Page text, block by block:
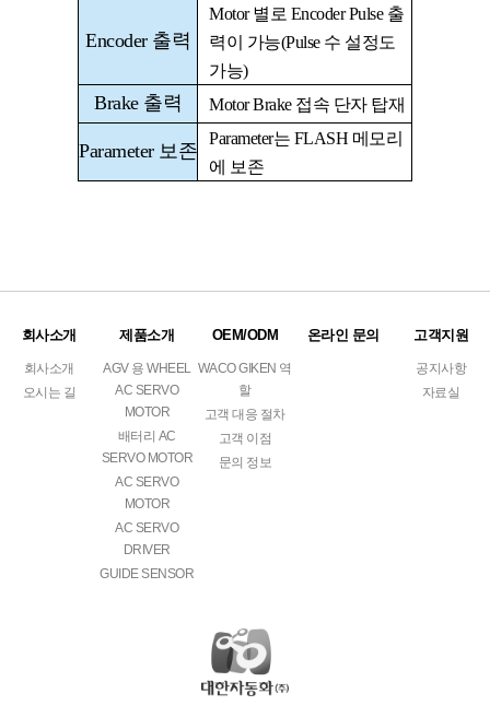
Encoder 출력
Motor별로 Encoder Pulse 출
력이 가능(Pulse 수 설정도
가능)
Brake 출력 Motor Brake 접속 단자 탑재
Parameter 보존
Parameter는 FLASH 메모리
에 보존
회사소개
회사소개
오시는 길
제품소개
AGV 용 WHEEL
AC SERVO
MOTOR
배터리 AC
SERVO MOTOR
AC SERVO
MOTOR
AC SERVO
DRIVER
GUIDE SENSOR
OEM/ODM
WACO GIKEN 역
할
고객 대응 절차
고객 이점
문의 정보
온라인 문의 고객지원
공지사항
자료실